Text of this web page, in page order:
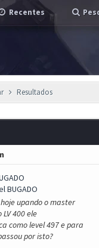
Recentes
Resultados
BUGADO
upando o master
400 ele
como level 497 e para
por isto?